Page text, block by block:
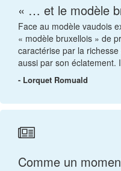
« … et le modèle
Face au modèle vaudois
« modèle bruxellois » de
caractérise par la
aussi par son
- Lorquet Romuald
Comme un